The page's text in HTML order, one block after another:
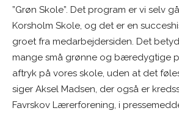
”Grøn Skole”. Det program er vi selv
Korsholm Skole, og det er en
groet fra medarbejdersiden. Det
mange små grønne og bæredygtige
aftryk på vores skole, uden at det
siger Aksel Madsen, der også er
Favrskov Lærerforening, i